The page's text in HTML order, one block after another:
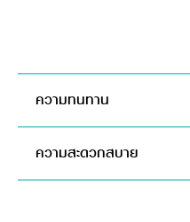
ความทนทาน
ความสะดวกสบาย